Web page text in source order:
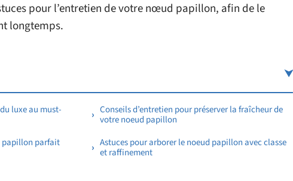
pour l’entretien de votre nœud papillon, afin de le
longtemps.
luxe au must-
papillon parfait
Conseils d’entretien pour préserver la fraîcheur de
votre noeud papillon
Astuces pour arborer le noeud papillon avec classe
et raffinement